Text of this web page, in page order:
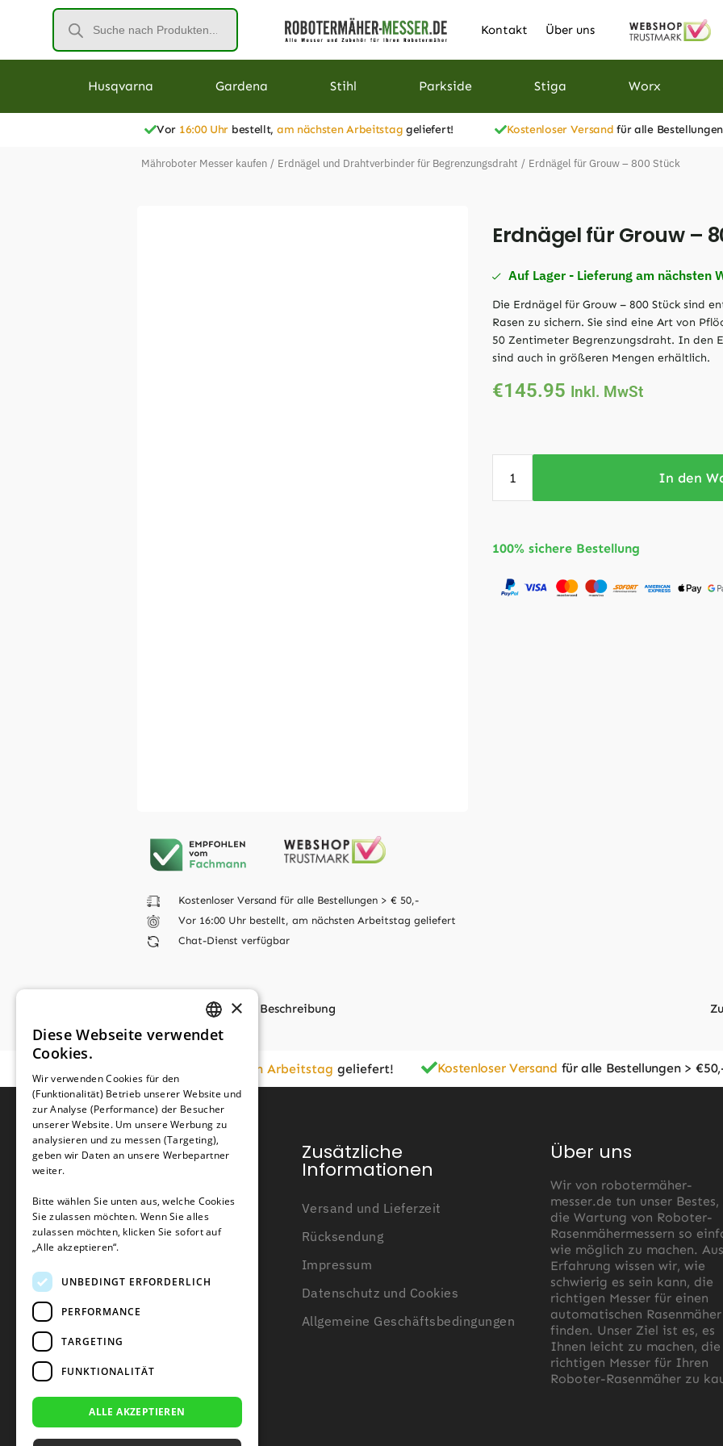
Kontakt Über uns
Husqvarna Gardena Stihl Parkside Stiga Worx
Vor 16:00 Uhr bestellt, am nächsten Arbeitstag geliefert! Kostenloser Versand für alle
Mähroboter Messer kaufen / Erdnägel und Drahtverbinder für Begrenzungsdraht / Erdnägel für Grouw – 800 Stück
Kostenloser Versand für alle Bestellungen > € 50,-
Vor 16:00 Uhr bestellt, am nächsten Arbeitstag geliefert
Chat-Dienst verfügbar
Erdnägel für Grouw –
Auf Lager - Lieferung am nächsten
Die Erdnägel für Grouw – 800 Stück sind
Rasen zu sichern. Sie sind eine Art von
50 Zentimeter Begrenzungsdraht. In den
sind auch in größeren Mengen erhältlich.
€145.95 Inkl. MwSt
In den
100% sichere Bestellung
Beschreibung
Zusätzliche Informationen
Typ
Grouw
Anzahl der Erdnägel
am nächsten Arbeitstag geliefert! Kostenloser Versand für alle Bestellungen >
Kundendienst
Kundendienst
Kontakt
Über uns
Zusätzliche
Informationen
Versand und Lieferzeit
Rücksendung
Impressum
Datenschutz und Cookies
Allgemeine Geschäftsbedingungen
Über uns
Wir von robotermäher-
messer.de tun unser Bestes,
die Wartung von Roboter-
Rasenmähermessern so
wie möglich zu machen. Aus
Erfahrung wissen wir, wie
schwierig es sein kann, die
richtigen Messer für einen
automatischen
finden. Unser Ziel ist es, es
Ihnen leicht zu machen, die
richtigen Messer für Ihren
Roboter-Rasenmäher zu
GERMAN
GERMAN
×
Diese Webseite verwendet
Cookies.
Wir verwenden Cookies für den
(Funktionalität) Betrieb unserer Website und
zur Analyse (Performance) der Besucher
unserer Website. Um unsere Werbung zu
analysieren und zu messen (Targeting),
geben wir Daten an unsere Werbepartner
weiter.
Bitte wählen Sie unten aus, welche Cookies
Sie zulassen möchten. Wenn Sie alles
zulassen möchten, klicken Sie sofort auf
„Alle akzeptieren“.
UNBEDINGT ERFORDERLICH
PERFORMANCE
TARGETING
FUNKTIONALITÄT
ALLE AKZEPTIEREN